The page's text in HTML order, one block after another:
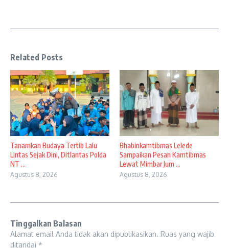
Related Posts
Tanamkan Budaya Tertib Lalu
Lintas Sejak Dini, Ditlantas Polda
NT ...
Agustus 8, 2026
Bhabinkamtibmas Lelede
Sampaikan Pesan Kamtibmas
Lewat Mimbar Jum ...
Agustus 8, 2026
Tinggalkan Balasan
Alamat email Anda tidak akan dipublikasikan. Ruas yang wajib
ditandai *